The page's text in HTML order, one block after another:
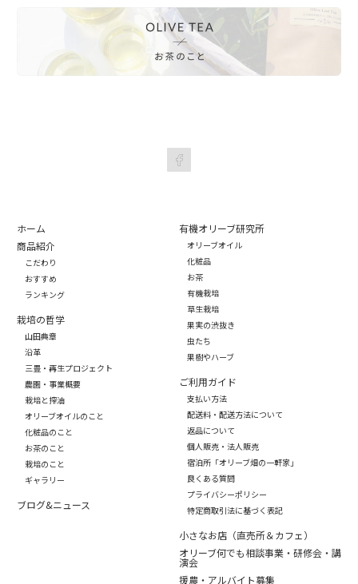
ホーム
商品紹介
こだわり
おすすめ
ランキング
栽培の哲学
山田典章
沿革
三豊・再生プロジェクト
農園・事業概要
栽培と搾油
オリーブオイルのこと
化粧品のこと
お茶のこと
栽培のこと
ギャラリー
ブログ&ニュース
有機オリーブ研究所
オリーブオイル
化粧品
お茶
有機栽培
草生栽培
果実の渋抜き
虫たち
果樹やハーブ
ご利用ガイド
支払い方法
配送料・配送方法について
返品について
個人販売・法人販売
宿泊所「オリーブ畑の一軒家」
良くある質問
プライバシーポリシー
特定商取引法に基づく表記
小さなお店（直売所＆カフェ）
オリーブ何でも相談事業・研修会・講
演会
援農・アルバイト募集